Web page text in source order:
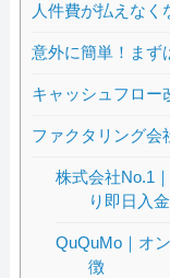
人件費が払えなく
意外に簡単！まず
キャッシュフロー
ファクタリング会
株式会社No.1
り即日入
QuQuMo｜オ
徴